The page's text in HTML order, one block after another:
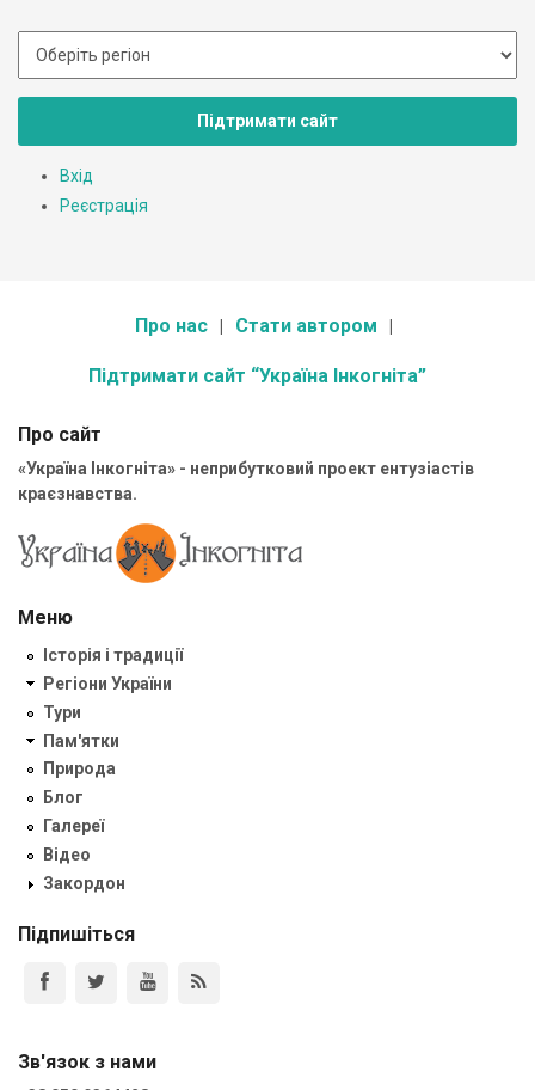
Підтримати сайт
Вхід
Реєстрація
Про нас Стати автором
Підтримати сайт “Україна Інкогніта”
Про сайт
«Україна Інкогніта» - неприбутковий проект ентузіастів
краєзнавства.
Меню
Історія і традиції
Регіони України
Тури
Пам'ятки
Природа
Блог
Галереї
Відео
Закордон
Підпишіться
Зв'язок з нами